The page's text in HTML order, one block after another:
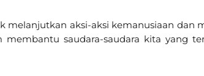
melanjutkan aksi-aksi kemanusiaan dan
saudara-saudara kita yang